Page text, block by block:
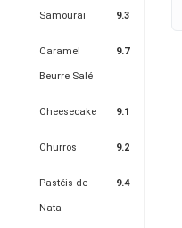
Samouraï 9.3
Caramel
Beurre Salé
9.7
Cheesecake 9.1
Churros 9.2
Pastéis de
Nata
9.4